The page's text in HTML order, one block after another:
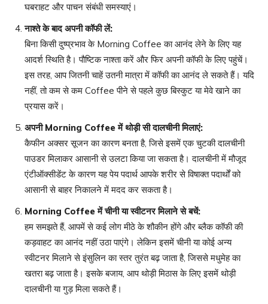
घबराहट और पाचन संबंधी समस्याएं।
नाश्ते के बाद अपनी कॉफी लें:
बिना किसी दुष्प्रभाव के Morning Coffee का आनंद लेने के लिए यह
आदर्श स्थिति है। पौष्टिक नाश्ता करें और फिर अपनी कॉफी के लिए पहुंचें।
इस तरह, आप जितनी चाहें उतनी मात्रा में कॉफी का आनंद ले सकते हैं। यदि
नहीं, तो कम से कम Coffee पीने से पहले कुछ बिस्कुट या मेवे खाने का
प्रयास करें।
अपनीMorning Coffeeमें थोड़ी सी दालचीनी मिलाएं:
कैफीन अक्सर सूजन का कारण बनता है, जिसे इसमें एक चुटकी दालचीनी
पाउडर मिलाकर आसानी से उलटा किया जा सकता है। दालचीनी में मौजूद
एंटीऑक्सीडेंट के कारण यह पेय पदार्थ आपके शरीर से विषाक्त पदार्थों को
आसानी से बाहर निकालने में मदद कर सकता है।
Morning Coffeeमें चीनी या स्वीटनर मिलाने से बचें:
हम समझते हैं, आपमें से कई लोग मीठे के शौकीन होंगे और ब्लैक कॉफी की
कड़वाहट का आनंद नहीं उठा पाएंगे। लेकिन इसमें चीनी या कोई अन्य
स्वीटनर मिलाने से इंसुलिन का स्तर तुरंत बढ़ जाता है, जिससे मधुमेह का
खतरा बढ़ जाता है। इसके बजाय, आप थोड़ी मिठास के लिए इसमें थोड़ी
दालचीनी या गुड़ मिला सकते हैं।